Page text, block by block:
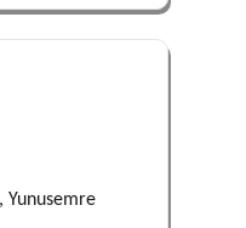
Yunusemre